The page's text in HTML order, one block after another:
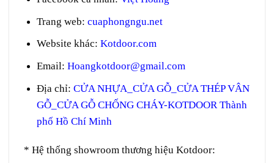
Trang web: cuaphongngu.net
Website khác: Kotdoor.com
Email: Hoangkotdoor@gmail.com
Địa chỉ: CỬA NHỰA_CỬA GỖ_CỬA THÉP VÂN
GỖ_CỬA GỖ CHỐNG CHÁY-KOTDOOR Thành
phố Hồ Chí Minh
* Hệ thống showroom thương hiệu Kotdoor: